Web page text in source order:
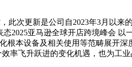
更新是公司自2023年3月以来
2025亚马逊全球开店跨境峰会
根本设备及相关使用等范畴展开
率飞升跃进的变化机遇，也为工